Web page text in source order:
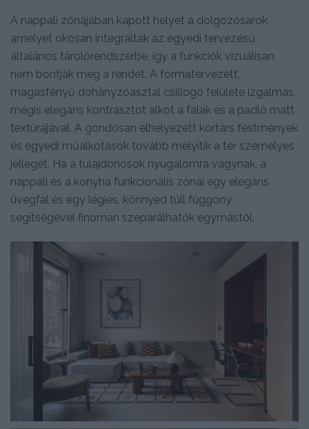
A nappali zónájában kapott helyet a dolgozósarok,
amelyet okosan integráltak az egyedi tervezésű,
általános tárolórendszerbe, így a funkciók vizuálisan
nem bontják meg a rendet. A formatervezett,
magasfényű dohányzóasztal csillogó felülete izgalmas,
mégis elegáns kontrasztot alkot a falak és a padló matt
textúrájával. A gondosan elhelyezett kortárs festmények
és egyedi műalkotások tovább mélyítik a tér személyes
jellegét. Ha a tulajdonosok nyugalomra vágynak, a
nappali és a konyha funkcionális zónái egy elegáns
üvegfal és egy légies, könnyed tüll függöny
segítségével finoman szeparálhatók egymástól.